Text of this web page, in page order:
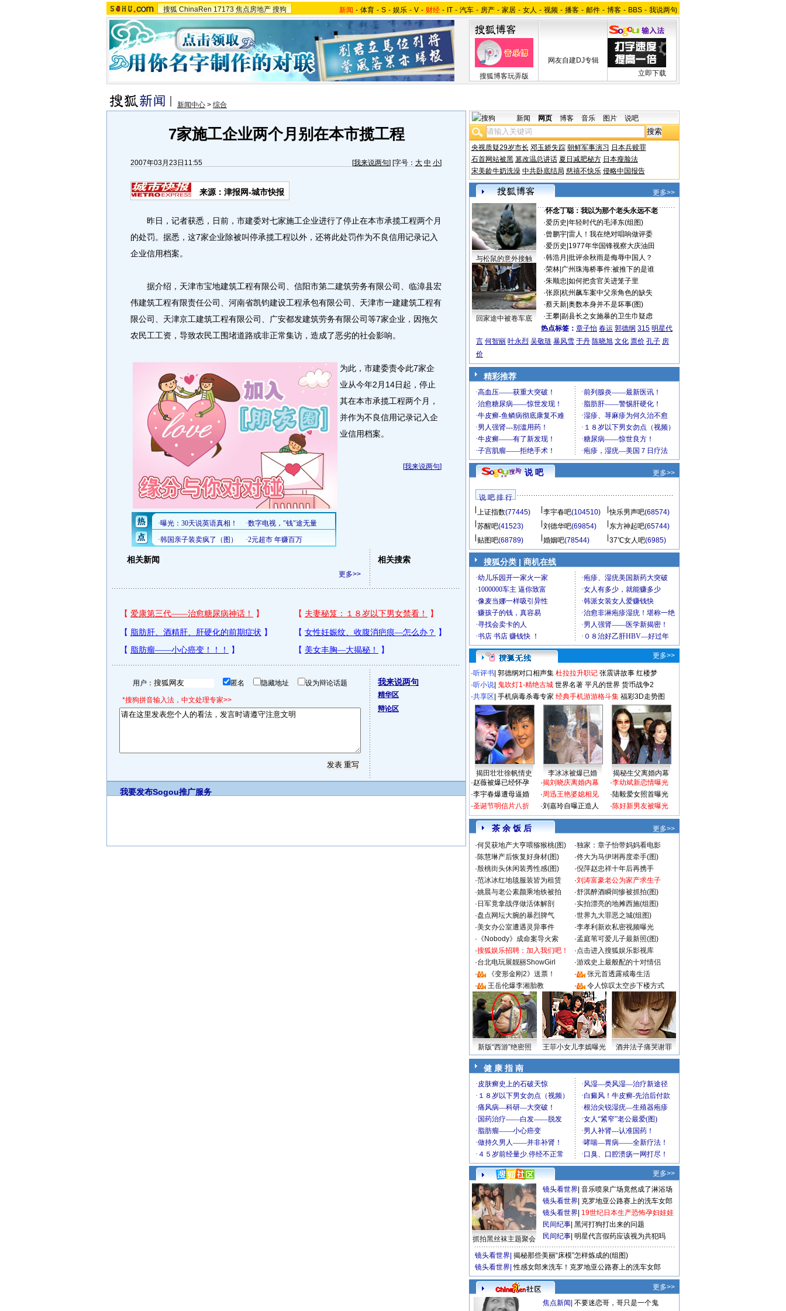
搜狐 ChinaRen 17173 焦点房地产 搜狗 新闻 - 体育 - S - 娱乐 - V - 财经 - IT - 汽车 - 房产 - 家居 - 女人 - 视频 - 播客 - 邮件 - 博客 - BBS - 我说两句
搜狐博客玩弄版
网友自建DJ专辑
立即下载
新闻中心 > 综合
7家施工企业两个月别在本市揽工程
2007年03月23日11:55 [我来说两句] [字号： 大 中 小]
来源：津报网-城市快报
昨日，记者获悉，日前，市建委对七家施工企业进行了停止在本市承揽工程两个月
的处罚。据悉，这7家企业除被叫停承揽工程以外，还将此处罚作为不良信用记录记入
企业信用档案。
据介绍，天津市宝地建筑工程有限公司、信阳市第二建筑劳务有限公司、临漳县宏
伟建筑工程有限责任公司、河南省凯钧建设工程承包有限公司、天津市一建建筑工程有
限公司、天津京工建筑工程有限公司、广安都发建筑劳务有限公司等7家企业，因拖欠
农民工工资，导致农民工围堵道路或非正常集访，造成了恶劣的社会影响。
为此，市建委责令此7家企
业从今年2月14日起，停止
其在本市承揽工程两个月，
并作为不良信用记录记入企
业信用档案。
[我来说两句]
相关新闻
更多>>
相关搜索
用户： 匿名 隐藏地址 设为辩论话题
*搜狗拼音输入法，中文处理专家>>
我来说两句
精华区
辩论区
我要发布Sogou推广服务
新闻 网页 博客 音乐 图片 说吧
央视质疑29岁市长 邓玉娇失踪 朝鲜军事演习 日本兵赎罪
石首网站被黑 篡改温总讲话 夏日减肥秘方 日本瘦脸法
宋美龄牛奶洗澡 中共卧底结局 慈禧不快乐 侵略中国报告
更多>>
与松鼠的意外接触
回家途中被卷车底
·怀念丁聪：我以为那个老头永远不老
·爱历史 年轻时代的毛泽东(组图)
·曾鹏宇| 雷人！我在绝对唱响做评委
·爱历史 1977年华国锋视察大庆油田
·韩浩月 批评余秋雨是侮辱中国人？
·荣林| 广州珠海桥事件:被推下的是谁
·朱顺忠 如何把贪官关进笼子里
·张原| 杭州飙车案中父亲角色的缺失
·蔡天新| 奥数本身并不是坏事(图)
·王攀| 副县长之女施暴的卫生巾疑虑
热点标签： 章子怡 春运 郭德纲 315 明星代
言 何智丽 叶永烈 吴敬琏 暴风雪 于丹 陈晓旭 文化 票价 孔子 房
价
精彩推荐
说 吧 更多>>
说 吧 排 行
上证指数(77445) 李宇春吧(104510) 快乐男声吧(68574)
苏醒吧(41523) 刘德华吧(69854) 东方神起吧(65744)
贴图吧(68789) 婚姻吧(78544) 37℃女人吧(6985)
搜狐分类 | 商机在线
更多>>
·听评书 郭德纲对口相声集 杜拉拉升职记 张震讲故事 红楼梦
·听小说 鬼吹灯1-精绝古城 世界名著 平凡的世界 货币战争2
·共享区 手机病毒杀毒专家 经典手机游游格斗集 福彩3D走势图
揭田壮壮徐帆情史 李冰冰被爆已婚
揭秘生父离婚内幕
·赵薇被爆已经怀孕
·李宇春爆遭母逼婚
·圣诞节明信片八折
·揭刘晓庆离婚内幕
·周迅王艳婆媳相见
·刘嘉玲自曝正造人
·李幼斌新恋情曝光
·陆毅爱女照首曝光
·陈好新男友被曝光
茶 余 饭 后
更多>>
·何炅获地产大亨喂猕猴桃(图) ·独家：章子怡带妈妈看电影
·陈慧琳产后恢复好身材(图) ·佟大为马伊琍再度牵手(图)
·殷桃街头休闲装秀性感(图) ·倪萍赵忠祥十年后再携手
·范冰冰红地毯服装皆为租赁 ·刘涛富豪老公为家产求生子
·姚晨与老公素颜乘地铁被拍 ·舒淇醉酒瞬间惨被抓拍(图)
· 日军竟拿战俘做活体解剖 ·实拍漂亮的地摊西施(组图)
·盘点网坛大腕的暴烈脾气 ·世界九大罪恶之城(组图)
·美女办公室遭遇灵异事件 ·李孝利新欢私密视频曝光
· 《Nobody》成命案导火索 ·孟庭苇可爱儿子最新照(图)
·搜狐娱乐招聘：加入我们吧！ ·点击进入搜狐娱乐影视库
·台北电玩展靓丽ShowGirl ·游戏史上最般配的十对情侣
·
《变形金刚2》送票！ ·
张元首透露戒毒生活
·
王岳伦爆李湘胎教 · 令人惊叹太空步下楼方式
新版“西游”绝密照 王菲小女儿李嫣曝光 酒井法子痛哭谢罪
健 康 指 南
更多>>
抓拍黑丝袜主题聚会
镜头看世界 音乐喷泉广场竟然成了淋浴场
镜头看世界 克罗地亚公路赛上的洗车女郎
镜头看世界 19世纪日本生产恐怖孕妇娃娃
民间纪事 黑河打狗打出来的问题
民间纪事 明星代言假药应该视为共犯吗
镜头看世界 揭秘那些美丽“床模”怎样炼成的(组图)
镜头看世界 性感女郎来洗车！克罗地亚公路赛上的洗车女郎
更多>>
焦点新闻 不要迷恋哥，哥只是一个鬼